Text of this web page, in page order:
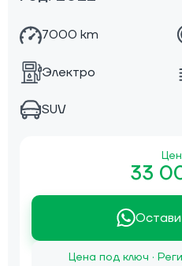
7000 km
Электро
SUV
33
Цена под ключ ·